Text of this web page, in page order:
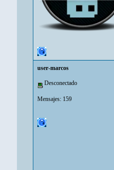
user-marcos
Desconectado
Mensajes: 159